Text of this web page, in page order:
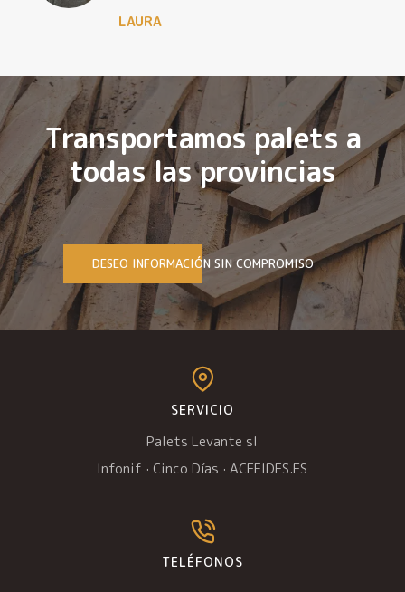
LAURA
Transportamos palets a
todas las provincias
DESEO INFORMACIÓN SIN COMPROMISO
SERVICIO
Palets Levante sl
Infonif ·Cinco Días ·ACEFIDES.ES
TELÉFONOS